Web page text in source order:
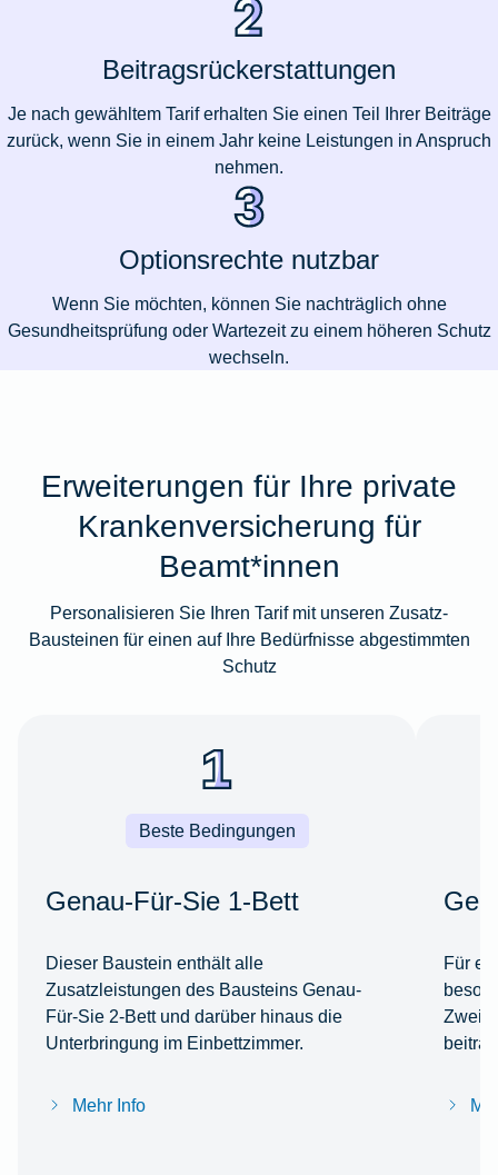
Beitragsrückerstattungen
Je nach gewähltem Tarif erhalten Sie einen Teil Ihrer Beiträge
zurück, wenn Sie in einem Jahr keine Leistungen in Anspruch
nehmen.
Optionsrechte nutzbar
Wenn Sie möchten, können Sie nachträglich ohne
Gesundheitsprüfung oder Wartezeit zu einem höheren Schutz
wechseln.
Erweiterungen für Ihre private
Krankenversicherung für
Beamt*innen
Personalisieren Sie Ihren Tarif mit unseren Zusatz-
Bausteinen für einen auf Ihre Bedürfnisse abgestimmten
Schutz
Beste Bedingungen
Genau-Für-Sie 1-Bett
Dieser Baustein enthält alle
Zusatzleistungen des Bausteins Genau-
Für-Sie 2-Bett und darüber hinaus die
Unterbringung im Einbettzimmer.
Mehr Info
Für